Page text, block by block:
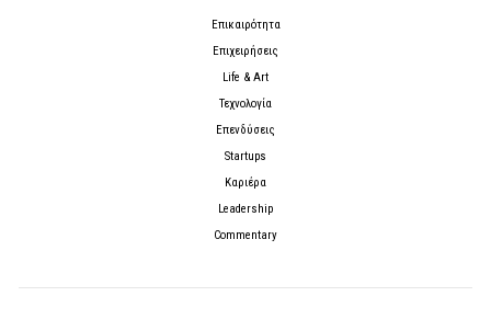
Επικαιρότητα
Επιχειρήσεις
Life & Art
Τεχνολογία
Επενδύσεις
Startups
Καριέρα
Leadership
Commentary